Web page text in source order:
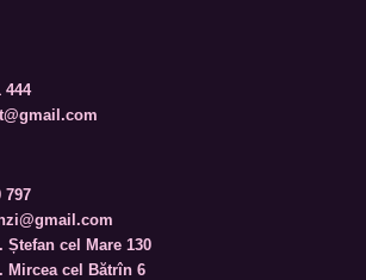
444
797
Ștefan cel Mare 130
Mircea cel Bătrîn 6